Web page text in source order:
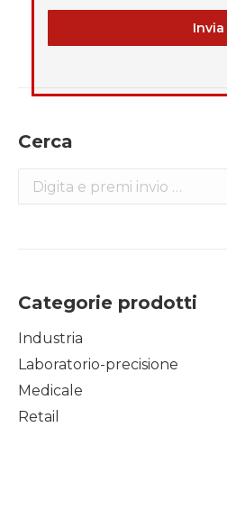
Cerca
Search:
Categorie prodotti
Industria
Laboratorio-precisione
Medicale
Retail